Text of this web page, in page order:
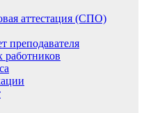
аттестация (СПО)
преподавателя
работников